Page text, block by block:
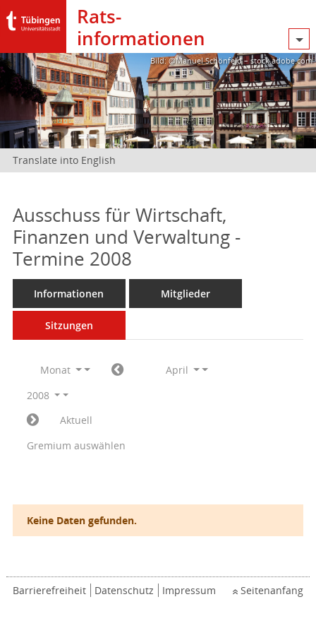
Rats­
informationen
Bild: @Manuel Schönfeld – stock.adobe.com
Translate into English
Ausschuss für Wirtschaft,
Finanzen und Verwaltung -
Termine 2008
Informationen Mitglieder
Sitzungen
Monat
April
2008
Aktuell
Gremium auswählen
Keine Daten gefunden.
Barrierefreiheit Datenschutz Impressum Seitenanfang